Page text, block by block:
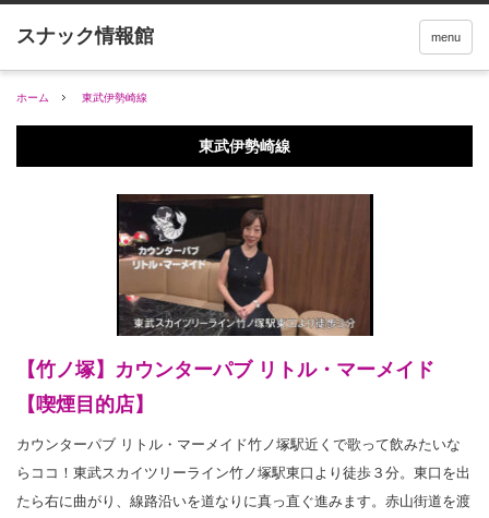
menu
ホーム 東武伊勢崎線
東武伊勢崎線
【竹ノ塚】カウンターパブ リトル・マーメイド
【喫煙目的店】
カウンターパブ リトル・マーメイド竹ノ塚駅近くで歌って飲みたいな
らココ！東武スカイツリーライン竹ノ塚駅東口より徒歩３分。東口を出
たら右に曲がり、線路沿いを道なりに真っ直ぐ進みます。赤山街道を渡